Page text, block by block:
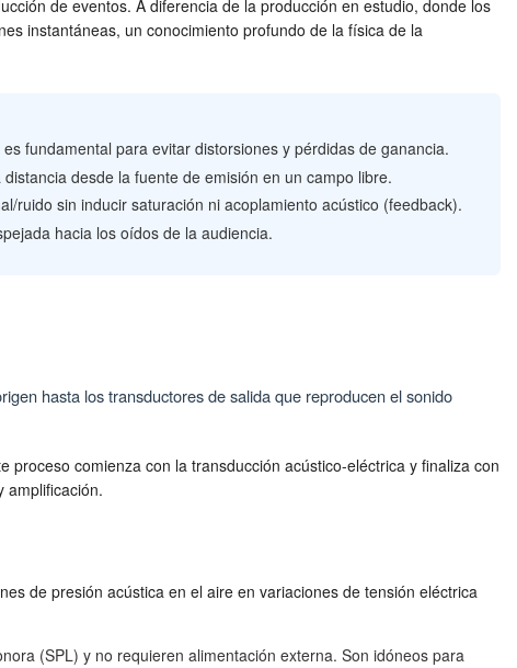
de eventos. A diferencia de la producción en estudio, donde los
instantáneas, un conocimiento profundo de la física de la
fundamental para evitar distorsiones y pérdidas de ganancia.
desde la fuente de emisión en un campo libre.
ruido sin inducir saturación ni acoplamiento acústico (feedback).
hacia los oídos de la audiencia.
hasta los transductores de salida que reproducen el sonido
comienza con la transducción acústico-eléctrica y finaliza con
amplificación.
de presión acústica en el aire en variaciones de tensión eléctrica
(SPL) y no requieren alimentación externa. Son idóneos para